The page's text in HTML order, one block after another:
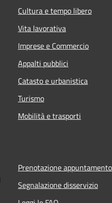
Cultura e tempo libero
Vita lavorativa
Imprese e Commercio
Appalti pubblici
Catasto e urbanistica
Turismo
Mobilità e trasporti
Prenotazione appuntamento
Segnalazione disservizio